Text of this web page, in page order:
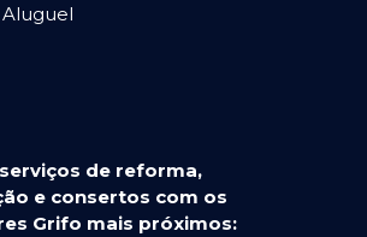
de reforma,
e consertos com os
Grifo mais próximos: